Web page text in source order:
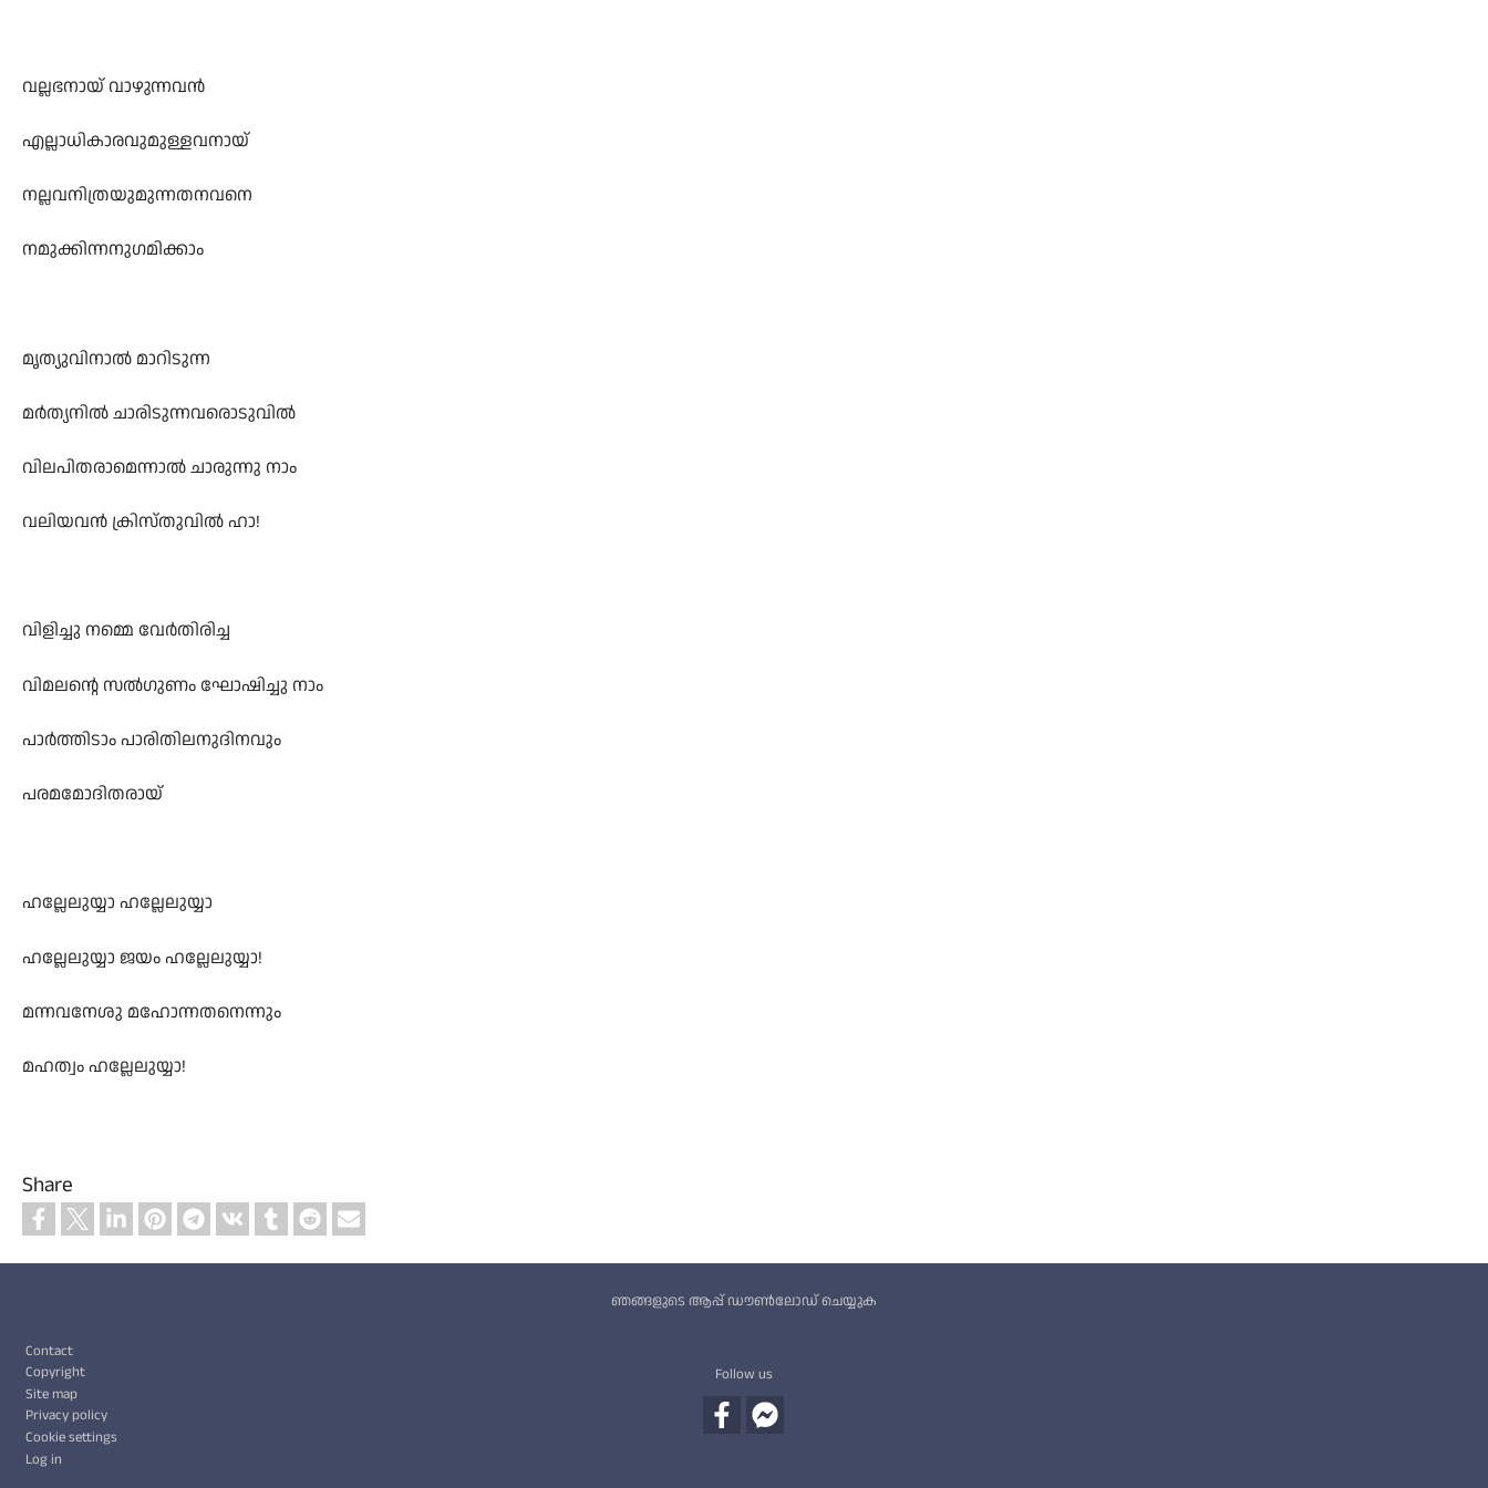
വല്ലഭനായ് വാഴുന്നവൻ
എല്ലാധികാരവുമുള്ളവനായ്
നല്ലവനിത്രയുമുന്നതനവനെ
നമുക്കിന്നനുഗമിക്കാം
മൃത്യുവിനാൽ മാറിടുന്ന
മർത്യനിൽ ചാരിടുന്നവരൊടുവിൽ
വിലപിതരാമെന്നാൽ ചാരുന്നു നാം
വലിയവൻ ക്രിസ്തുവിൽ ഹാ!
വിളിച്ചു നമ്മെ വേർതിരിച്ച
വിമലന്റെ സൽഗുണം ഘോഷിച്ചു നാം
പാർത്തിടാം പാരിതിലനുദിനവും
പരമമോദിതരായ്
ഹല്ലേലുയ്യാ ഹല്ലേലുയ്യാ
ഹല്ലേലുയ്യാ ജയം ഹല്ലേലുയ്യാ!
മന്നവനേശു മഹോന്നതനെന്നും
മഹത്വം ഹല്ലേലുയ്യാ!
Share
Custom footer
ഞങ്ങളുടെ ആപ്പ് ഡൗൺലോഡ് ചെയ്യുക
Contact
Copyright
Site map
Privacy policy
Cookie settings
Log in
Follow us